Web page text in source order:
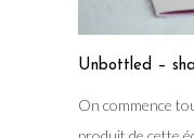
Unbottled –
On commence